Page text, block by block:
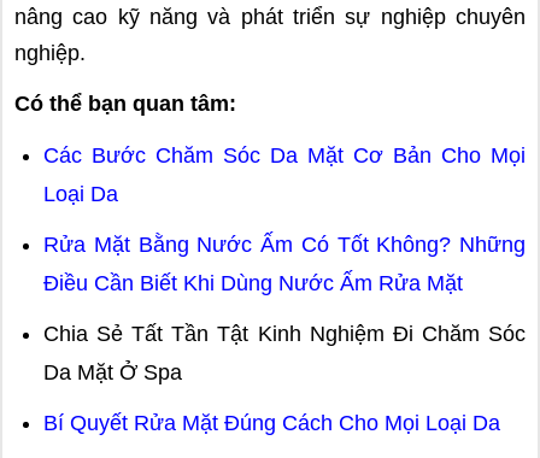
nâng cao kỹ năng và phát triển sự nghiệp chuyên
nghiệp.
Có thể bạn quan tâm:
Các Bước Chăm Sóc Da Mặt Cơ Bản Cho Mọi
Loại Da
Rửa Mặt Bằng Nước Ấm Có Tốt Không? Những
Điều Cần Biết Khi Dùng Nước Ấm Rửa Mặt
Chia Sẻ Tất Tần Tật Kinh Nghiệm Đi Chăm Sóc
Da Mặt Ở Spa
Bí Quyết Rửa Mặt Đúng Cách Cho Mọi Loại Da